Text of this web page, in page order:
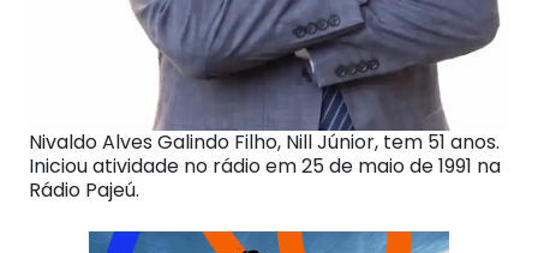
Nivaldo Alves Galindo Filho, Nill Júnior, tem 51 anos.
Iniciou atividade no rádio em 25 de maio de 1991 na
Rádio Pajeú.